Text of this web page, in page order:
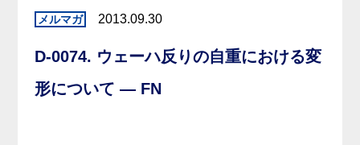
2013.09.30
D-0074. ウェーハ反りの自重における変
形について — FN